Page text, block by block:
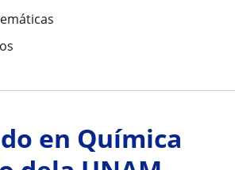
en Química